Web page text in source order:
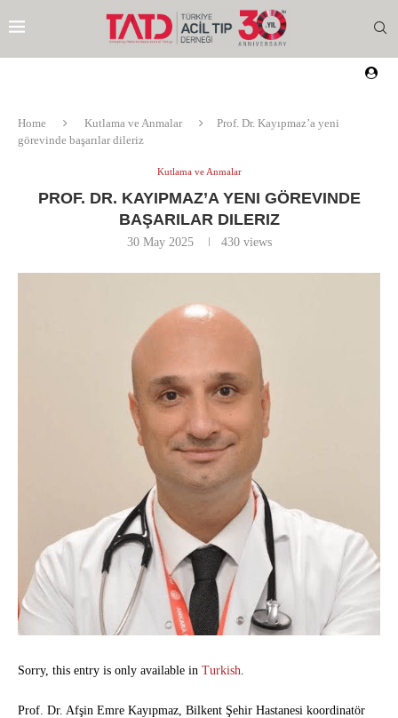
Home Kutlama ve Anmalar
Prof. Dr. Kayıpmaz’a yeni
görevinde başarılar dileriz
Kutlama ve Anmalar
PROF. DR. KAYIPMAZ’A YENI GÖREVINDE
BAŞARILAR DILERIZ
30 May 2025 430views
Sorry, this entry is only available in Turkish
Prof. Dr. Afşin Emre Kayıpmaz, Bilkent Şehir Hastanesi koordinatör